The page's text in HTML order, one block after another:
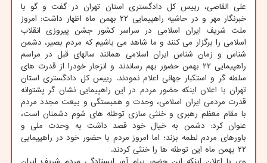
علی القاصی، رییس کل دادگستری استان تهران در گفت و گو با
خبرنگار مهر و در حاشیه راهپیمایی ۲۲ بهمن ماه اظهار داشت: امروز
ملت شریف ایران اسلامی در سراسر کشور جشن پیروزی انقلاب
اسلامی را برگزار می کنند و ما شاهد می باشیم که مردم بصیر، دشمن
شناس و زمان شناس ایران اسلامی همانند سالهای قبل در مراسم
راهپیمایی ۲۲ بهمن حضور بهم رساندند و انزجار خودرا از قدرت های
سلطه گر و استکبار جهانی اعلام نمودند. رییس کل دادگستری استان
تهران با اعلان اینکه حضور مردم در این راهپیمایی نشان گر پشتوانه
قدرت مردمی ایران اسلامی، وحدت و همبستگی و بیعت مجدد مردم
با مقام معظم رهبری و خنثی سازی توطئه های شوم دشمنان است،
عنوان کرد: دشمن به خیال خود قصد داشت به وحدت ملی و
باورهای مردم لطمه بزند؛ اما امروز مردم با حضور خود در راهپیمایی
۲۲ بهمن ماه این توطئه ها را خنثی کردند.